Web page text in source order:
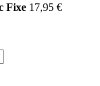
Fixe 17,95 €